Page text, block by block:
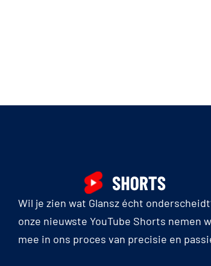
Wil je zien wat Glansz écht
onze nieuwste YouTube Shorts nemen
mee in ons proces van precisie en